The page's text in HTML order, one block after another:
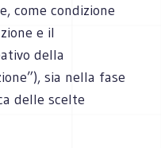
come condizione
e il
della
sia nella fase
delle scelte